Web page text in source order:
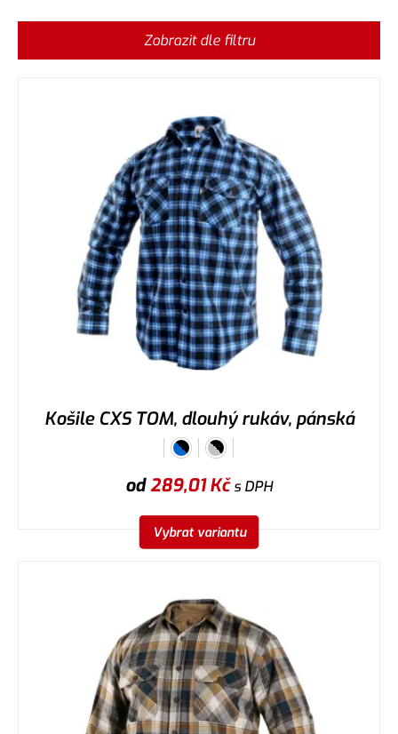
Zobrazit dle filtru
Košile CXS TOM, dlouhý rukáv, pánská
od289,01Kčs DPH
Vybrat variantu